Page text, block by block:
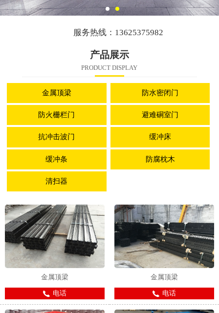
服务热线：13625375982
产品展示
PRODUCT DISPLAY
金属顶梁 防水密闭门
防火栅栏门 避难硐室门
抗冲击波门 缓冲床
缓冲条 防腐枕木
清扫器
金属顶梁
电话
金属顶梁
电话